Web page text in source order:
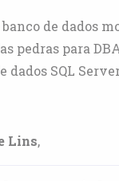
de dados
pedras para
SQL
Lins,